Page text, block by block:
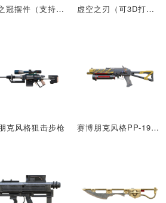
深渊之冠摆件（支持3D打印） 虚空之刃（可3D打印）
克风格狙击步枪 赛博朋克风格PP-19"野牛"